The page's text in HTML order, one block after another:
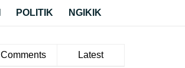
POLITIK NGIKIK
Comments Latest